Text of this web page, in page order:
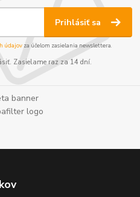
Prihlásiť sa
údajov za účelom zasielania newslettera.
Zasielame raz za 14 dní.